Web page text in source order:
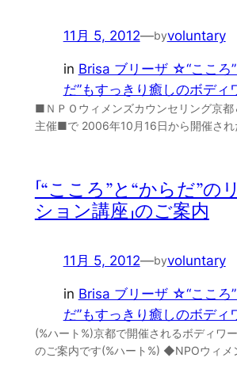
11月 5, 2012—byvoluntary
in Brisa ブリーザ ☆“こころ”
だ”もすっきり癒しのボディ
■ＮＰＯウィメンズカウンセリング京都
主催■で 2006年10月16日から開催さ
「“こころ”と“からだ”の
ション講座」のご案内
11月 5, 2012—byvoluntary
in Brisa ブリーザ ☆“こころ”
だ”もすっきり癒しのボディ
(%ハート%)京都で開催されるボディワ
のご案内です(%ハート%) ◆NPOウィ